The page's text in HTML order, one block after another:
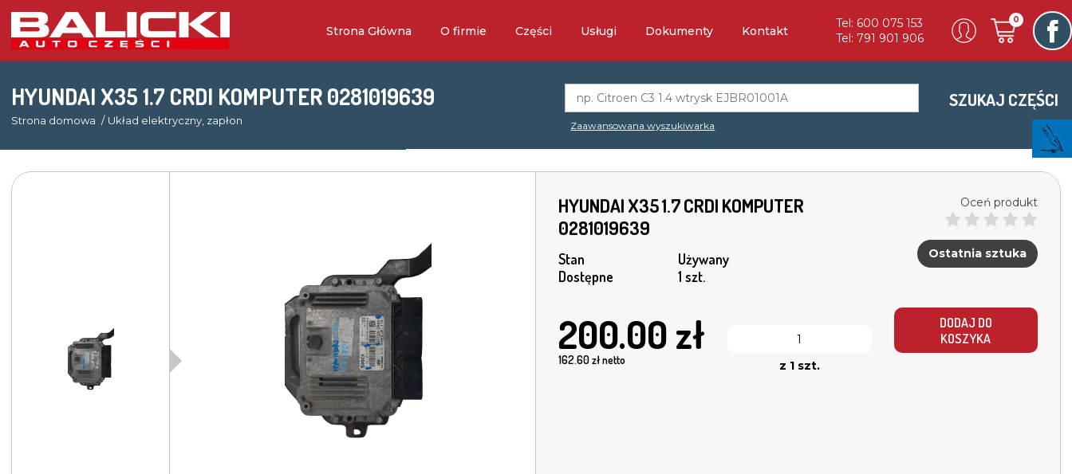
Strona Główna O firmie Części Usługi Dokumenty Kontakt
Tel: 600 075 153
Tel: 791 901 906
0
HYUNDAI X35 1.7 CRDI KOMPUTER 0281019639
Strona domowa Układ elektryczny, zapłon Zaawansowana wyszukiwarka
SZUKAJ CZĘŚCI
HYUNDAI X35 1.7 CRDI KOMPUTER
0281019639
Stan
Używany
Dostępne
1 szt.
Oceń produkt
Ostatnia sztuka
200.00 zł
162.60zł netto z 1 szt.
DODAJ DO
KOSZYKA